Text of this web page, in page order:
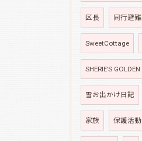
区長 同行避難
SweetCottage
SHERIE’S GOLDEN
雪お出かけ日記
家族 保護活動